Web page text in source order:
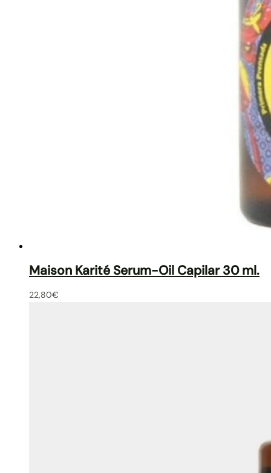
Maison Karité Serum-Oil Capilar 30 ml.
22,80€